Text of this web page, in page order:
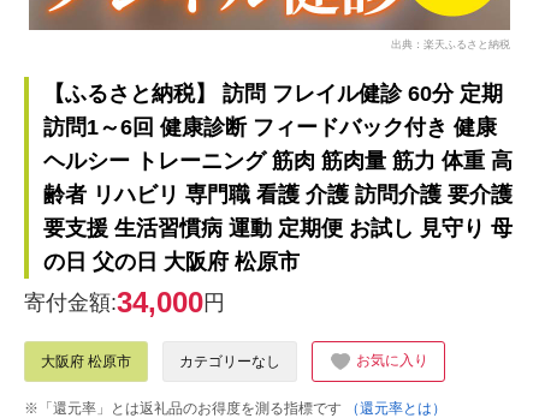
出典：楽天ふるさと納税
【ふるさと納税】 訪問 フレイル健診 60分 定期
訪問1～6回 健康診断 フィードバック付き 健康
ヘルシー トレーニング 筋肉 筋肉量 筋力 体重 高
齢者 リハビリ 専門職 看護 介護 訪問介護 要介護
要支援 生活習慣病 運動 定期便 お試し 見守り 母
の日 父の日 大阪府 松原市
寄付金額:34,000円
大阪府 松原市 カテゴリーなし お気に入り
※「還元率」とは返礼品のお得度を測る指標です
（還元率とは）